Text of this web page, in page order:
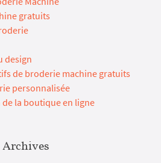
gratuits
design
de broderie machine gratuits
personnalisée
la boutique en ligne
Archives